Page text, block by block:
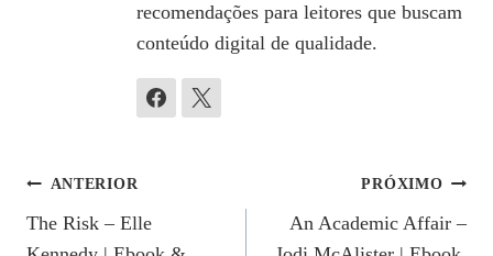
recomendações para leitores que buscam
conteúdo digital de qualidade.
Navegação
De
ANTERIOR
The Risk – Elle
PRÓXIMO
An Academic Affair –